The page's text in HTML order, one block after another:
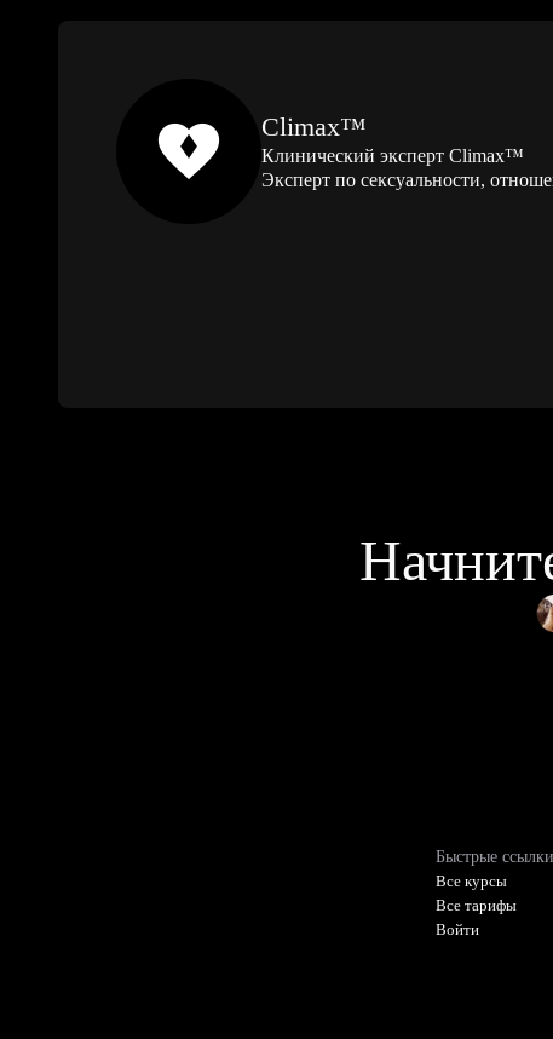
Climax™
Клинический эксперт Climax™
Эксперт по сексуальности,
Быстрые ссылки
Все курсы
Все тарифы
Войти